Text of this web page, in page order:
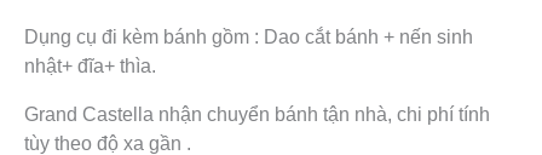
Dụng cụ đi kèm bánh gồm : Dao cắt bánh + nến sinh
nhật+ đĩa+ thìa.
Grand Castella nhận chuyển bánh tận nhà, chi phí tính
tùy theo độ xa gần .